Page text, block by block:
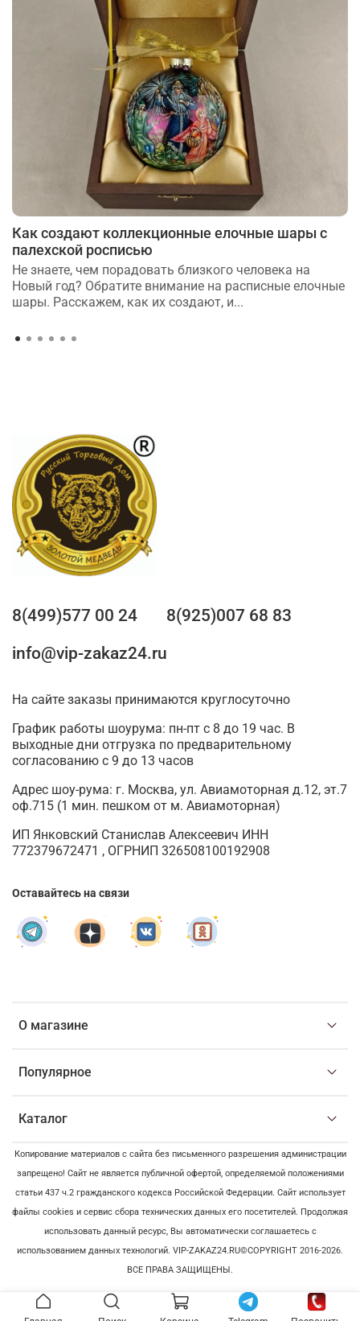
Как создают коллекционные елочные шары с
палехской росписью
Не знаете, чем порадовать близкого человека на
Новый год? Обратите внимание на расписные елочные
шары. Расскажем, как их создают, и...
О магазине
Популярное
Каталог
8(499)577 00 24
8(925)007 68 83
info@vip-zakaz24.ru
На сайте заказы принимаются круглосуточно
График работы шоурума: пн-пт с 8 до 19 час. В
выходные дни отгрузка по предварительному
согласованию с 9 до 13 часов
Адрес шоу-рума: г. Москва, ул. Авиамоторная д.12, эт.7
оф.715 (1 мин. пешком от м. Авиамоторная)
ИП Янковский Станислав Алексеевич ИНН
772379672471 , ОГРНИП 326508100192908
Оставайтесь на связи
Копирование материалов с сайта без письменного разрешения администрации
запрещено! Сайт не является публичной офертой, определяемой положениями
статьи 437 ч.2 гражданского кодекса Российской Федерации. Сайт использует
файлы cookies и сервис сбора технических данных его посетителей. Продолжая
использовать данный ресурс, Вы автоматически соглашаетесь с
использованием данных технологий. VIP-ZAKAZ24.RU©COPYRIGHT 2016-2026.
ВСЕ ПРАВА ЗАЩИЩЕНЫ.